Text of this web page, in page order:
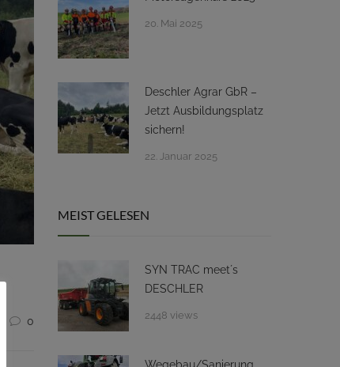
0
20. Mai 2025
Deschler Agrar GbR –
Jetzt Ausbildungsplatz
sichern!
22. Januar 2025
MEIST GELESEN
SYN TRAC meet´s
DESCHLER
2448 views